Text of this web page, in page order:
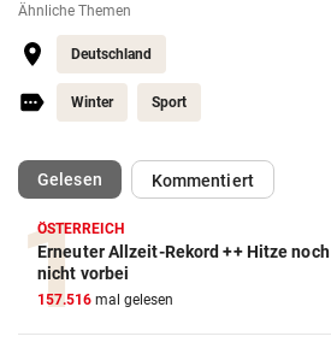
Ähnliche Themen
Deutschland
Winter Sport
Gelesen(ausgewählt)Kommentiert
ÖSTERREICH
Erneuter Allzeit-Rekord ++ Hitze noch
nicht vorbei
157.516 mal gelesen